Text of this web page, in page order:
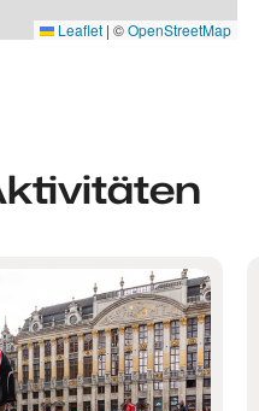
Leaflet | ©OpenStreetMap